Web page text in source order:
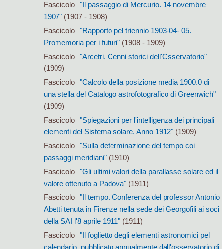
Fascicolo
"Il passaggio di Mercurio. 14 novembre
1907"(1907 - 1908)
Fascicolo
"Rapporto pel triennio 1903-04- 05.
Promemoria per i futuri"(1908 - 1909)
Fascicolo
"Arcetri. Cenni storici dell'Osservatorio"
(1909)
Fascicolo
"Calcolo della posizione media 1900.0 di
una stella del Catalogo astrofotografico di Greenwich"
(1909)
Fascicolo
"Spiegazioni per l'intelligenza dei principali
elementi del Sistema solare. Anno 1912"(1909)
Fascicolo
"Sulla determinazione del tempo coi
passaggi meridiani"(1910)
Fascicolo
"Gli ultimi valori della parallasse solare ed il
valore ottenuto a Padova"(1911)
Fascicolo
"Il tempo. Conferenza del professor Antonio
Abetti tenuta in Firenze nella sede dei Georgofili ai soci
della SAI l'8 aprile 1911"(1911)
Fascicolo
"Il foglietto degli elementi astronomici pel
calendario, pubblicato annualmente dall'osservatorio di